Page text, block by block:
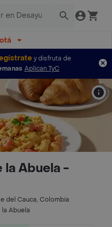
y disfruta de
Aplican TyC
la Abuela -
del Cauca, Colombia
Abuela